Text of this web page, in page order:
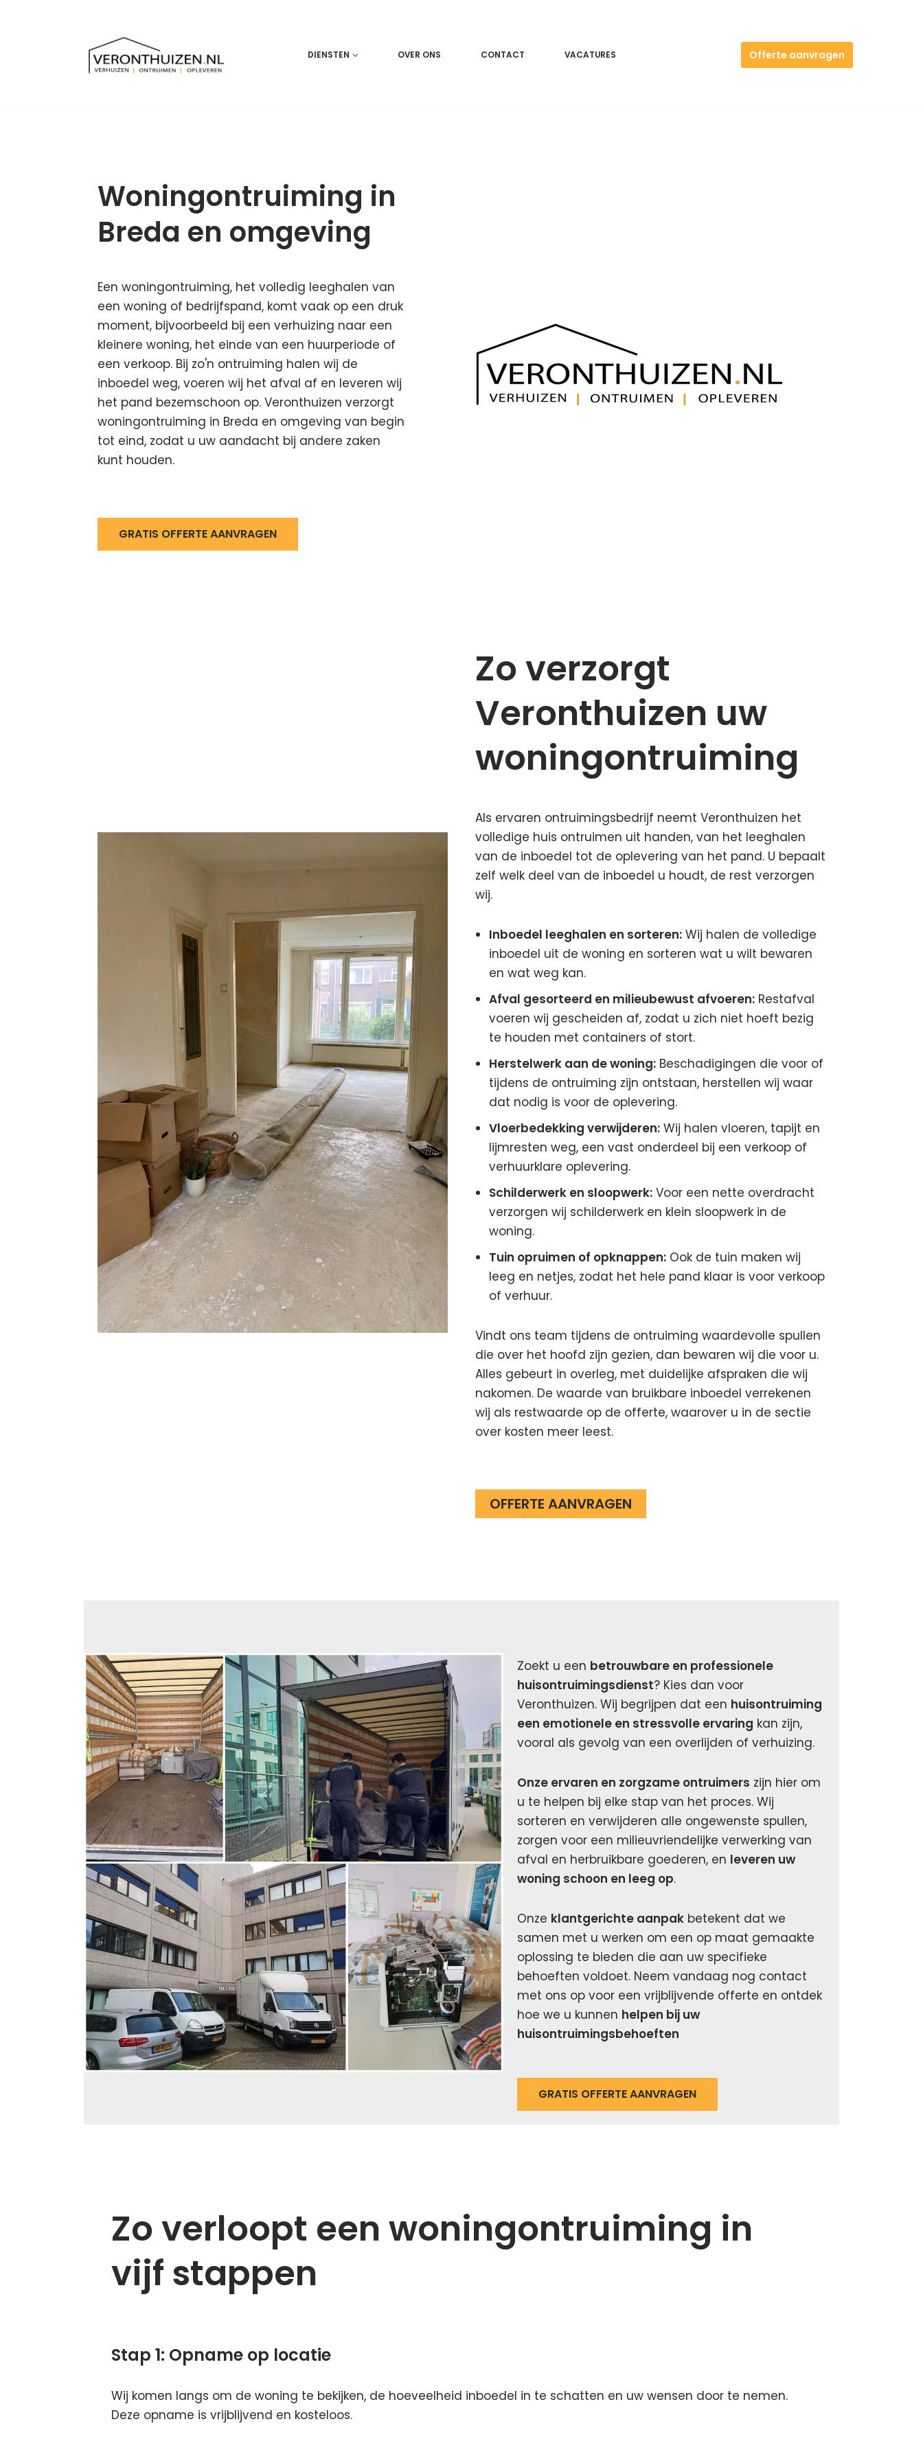
DIENSTEN OVER ONS CONTACT VACATURES Offerte aanvragen
Woningontruiming in
Breda en omgeving
Een woningontruiming, het volledig leeghalen van
een woning of bedrijfspand, komt vaak op een druk
moment, bijvoorbeeld bij een verhuizing naar een
kleinere woning, het einde van een huurperiode of
een verkoop. Bij zo'n ontruiming halen wij de
inboedel weg, voeren wij het afval af en leveren wij
het pand bezemschoon op. Veronthuizen verzorgt
woningontruiming in Breda en omgeving van begin
tot eind, zodat u uw aandacht bij andere zaken
kunt houden.
GRATIS OFFERTE AANVRAGEN
Zo verzorgt
Veronthuizen uw
woningontruiming
Als ervaren ontruimingsbedrijf neemt Veronthuizen het
volledige huis ontruimen uit handen, van het leeghalen
van de inboedel tot de oplevering van het pand. U bepaalt
zelf welk deel van de inboedel u houdt, de rest verzorgen
wij.
Inboedel leeghalen en sorteren: Wij halen de volledige
inboedel uit de woning en sorteren wat u wilt bewaren
en wat weg kan.
Afval gesorteerd en milieubewust afvoeren: Restafval
voeren wij gescheiden af, zodat u zich niet hoeft bezig
te houden met containers of stort.
Herstelwerk aan de woning: Beschadigingen die voor of
tijdens de ontruiming zijn ontstaan, herstellen wij waar
dat nodig is voor de oplevering.
Vloerbedekking verwijderen: Wij halen vloeren, tapijt en
lijmresten weg, een vast onderdeel bij een verkoop of
verhuurklare oplevering.
Schilderwerk en sloopwerk: Voor een nette overdracht
verzorgen wij schilderwerk en klein sloopwerk in de
woning.
Tuin opruimen of opknappen: Ook de tuin maken wij
leeg en netjes, zodat het hele pand klaar is voor verkoop
of verhuur.
Vindt ons team tijdens de ontruiming waardevolle spullen
die over het hoofd zijn gezien, dan bewaren wij die voor u.
Alles gebeurt in overleg, met duidelijke afspraken die wij
nakomen. De waarde van bruikbare inboedel verrekenen
wij als restwaarde op de offerte, waarover u in de sectie
over kosten meer leest.
OFFERTE AANVRAGEN
Zoekt u een betrouwbare en professionele
huisontruimingsdienst? Kies dan voor
Veronthuizen. Wij begrijpen dat een huisontruiming
een emotionele en stressvolle ervaring kan zijn,
vooral als gevolg van een overlijden of verhuizing.
Onze ervaren en zorgzame ontruimers zijn hier om
u te helpen bij elke stap van het proces. Wij
sorteren en verwijderen alle ongewenste spullen,
zorgen voor een milieuvriendelijke verwerking van
afval en herbruikbare goederen, en leveren uw
woning schoon en leeg op.
Onze klantgerichte aanpak betekent dat we
samen met u werken om een op maat gemaakte
oplossing te bieden die aan uw specifieke
behoeften voldoet. Neem vandaag nog contact
met ons op voor een vrijblijvende offerte en ontdek
hoe we u kunnen helpen bij uw
huisontruimingsbehoeften
GRATIS OFFERTE AANVRAGEN
Zo verloopt een woningontruiming in
vijf stappen
Stap 1: Opname op locatie
Wij komen langs om de woning te bekijken, de hoeveelheid inboedel in te schatten en uw wensen door te nemen.
Deze opname is vrijblijvend en kosteloos.